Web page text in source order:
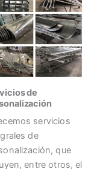
de
servicios
de
que
entre otros, el